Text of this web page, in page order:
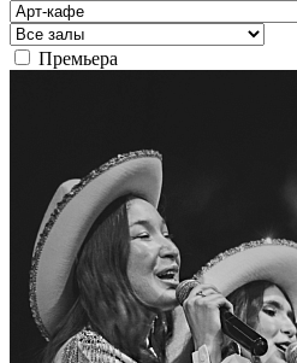
Премьера